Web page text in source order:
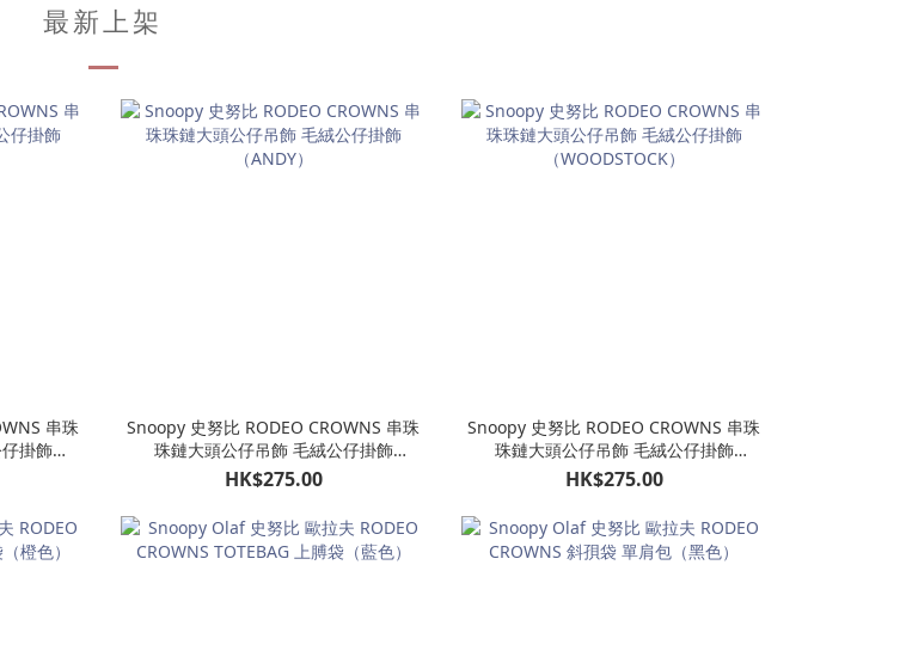
最新上架
串珠
掛飾
Snoopy 史努比 RODEO CROWNS 串珠
珠鏈大頭公仔吊飾 毛絨公仔掛飾
（ANDY）
HK$275.00
Snoopy 史努比 RODEO CROWNS 串珠
珠鏈大頭公仔吊飾 毛絨公仔掛飾
（WOODSTOCK）
HK$275.00